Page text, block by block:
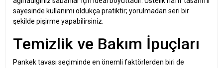
sayesinde kullanımı oldukça pratiktir; yorulmadan seri bir
şekilde pişirme yapabilirsiniz.
Temizlik ve Bakım İpuçları
Pankek tavası seçiminde en önemli faktörlerden biri de